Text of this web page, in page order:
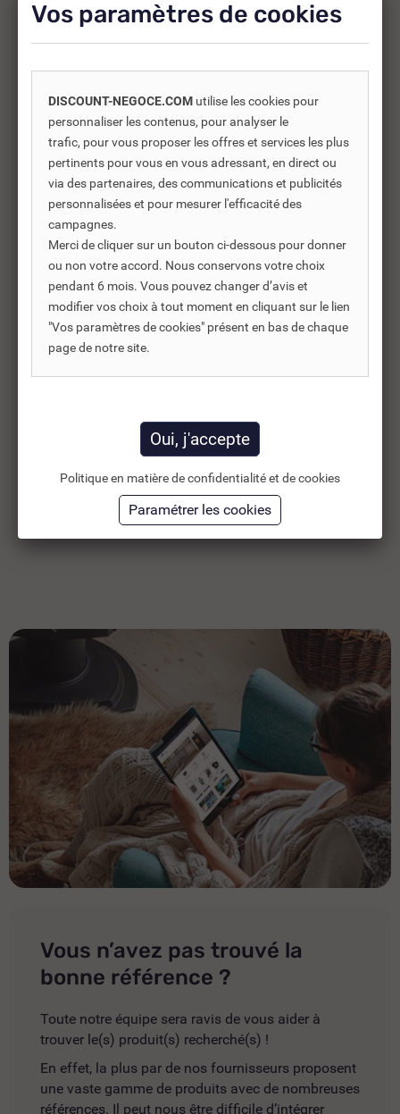
ROBINET D'INCENDIE ARMÉ
476,82 €HT
Ajouter au panier
Vous n’avez pas trouvé la
bonne référence ?
Toute notre équipe sera ravis de vous aider à
trouver le(s) produit(s) recherché(s) !
En effet, la plus par de nos fournisseurs proposent
une vaste gamme de produits avec de nombreuses
références. Il peut nous être difficile d’intégrer
Vos paramètres de cookies
DISCOUNT-NEGOCE.COM utilise les cookies pour
personnaliser les contenus, pour analyser le
trafic, pour vous proposer les offres et services les plus
pertinents pour vous en vous adressant, en direct ou
via des partenaires, des communications et publicités
personnalisées et pour mesurer l'efficacité des
campagnes.
Merci de cliquer sur un bouton ci-dessous pour donner
ou non votre accord. Nous conservons votre choix
pendant 6 mois. Vous pouvez changer d’avis et
modifier vos choix à tout moment en cliquant sur le lien
"Vos paramètres de cookies" présent en bas de chaque
page de notre site.
Politique en matière de confidentialité et de cookies